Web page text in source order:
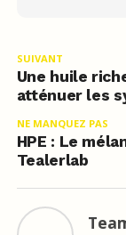
SUIVANT
Une huile
atténuer les
NE MANQUEZ PAS
HPE : Le
Tealerlab